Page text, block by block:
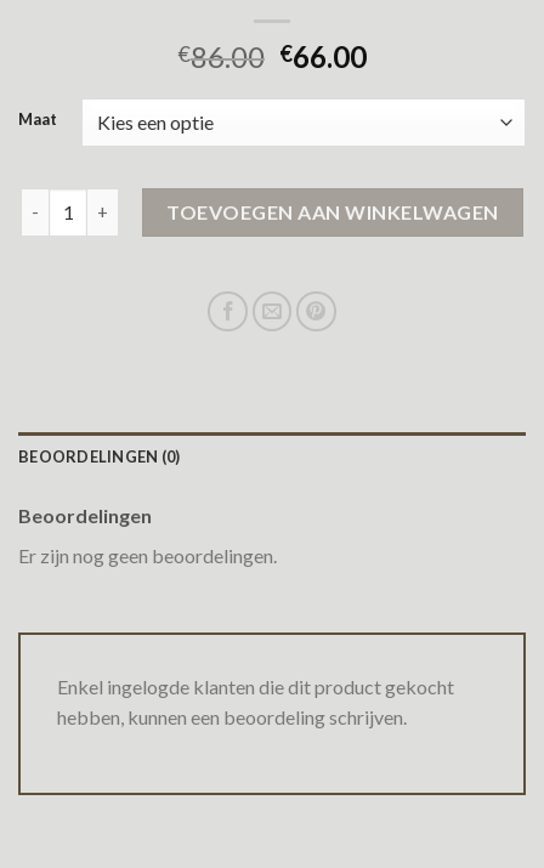
€86.00 €66.00
Maat
TOEVOEGEN AAN WINKELWAGEN
BEOORDELINGEN (0)
Beoordelingen
Er zijn nog geen beoordelingen.
Enkel ingelogde klanten die dit product gekocht
hebben, kunnen een beoordeling schrijven.